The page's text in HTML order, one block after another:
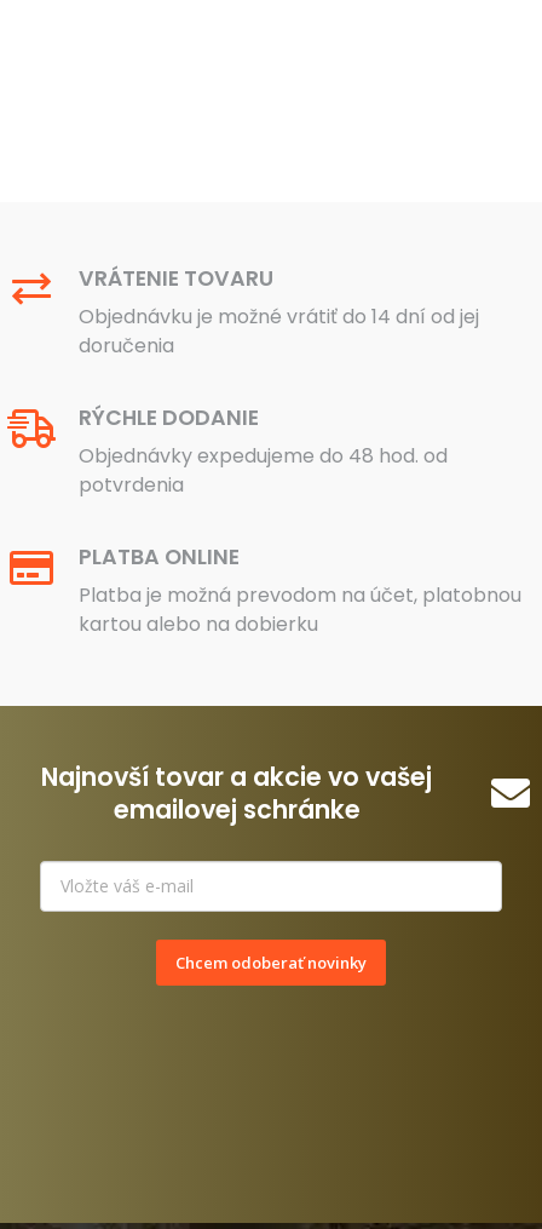
VRÁTENIE TOVARU
Objednávku je možné vrátiť do 14 dní od jej
doručenia
RÝCHLE DODANIE
Objednávky expedujeme do 48 hod. od
potvrdenia
PLATBA ONLINE
Platba je možná prevodom na účet, platobnou
kartou alebo na dobierku
Najnovší tovar a akcie vo vašej
emailovej schránke
Chcem odoberať novinky